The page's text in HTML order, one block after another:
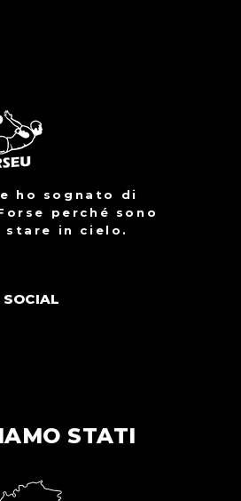
ho sognato di
perché sono
in cielo.
SOCIAL
STATI